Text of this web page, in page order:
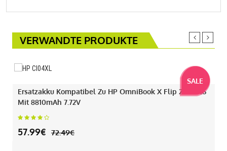
VERWANDTE PRODUKTE
SALE
Ersatzakku Kompatibel Zu HP OmniBook X Flip 2-IN-1 16
Mit 8810mAh 7.72V
57.99€ 72.49€